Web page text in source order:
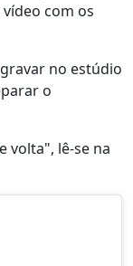
com os
no estúdio
o
volta", lê-se na